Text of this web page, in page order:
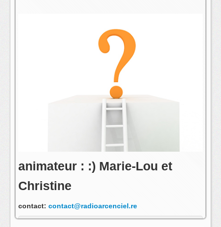
animateur : :) Marie-Lou et
Christine
contact: contact@radioarcenciel.re